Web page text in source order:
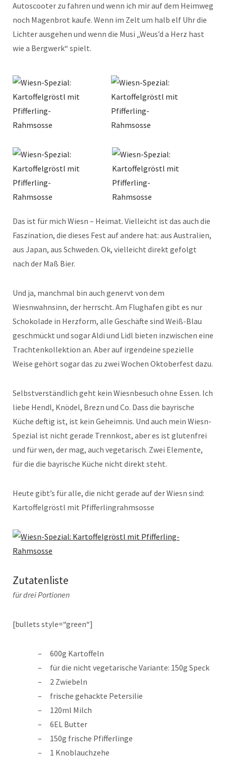
Autoscooter zu fahren und wenn ich mir auf dem Heimweg
noch Magenbrot kaufe. Wenn im Zelt um halb elf Uhr die
Lichter ausgehen und wenn die Musi „Weus’d a Herz hast
wie a Bergwerk“ spielt.
Das ist für mich Wiesn – Heimat. Vielleicht ist das auch die
Faszination, die dieses Fest auf andere hat: aus Australien,
aus Japan, aus Schweden. Ok, vielleicht direkt gefolgt
nach der Maß Bier.
Und ja, manchmal bin auch genervt von dem
Wiesnwahnsinn, der herrscht. Am Flughafen gibt es nur
Schokolade in Herzform, alle Geschäfte sind Weiß-Blau
geschmückt und sogar Aldi und Lidl bieten inzwischen eine
Trachtenkollektion an. Aber auf irgendeine spezielle
Weise gehört sogar das zu zwei Wochen Oktoberfest dazu.
Selbstverständlich geht kein Wiesnbesuch ohne Essen. Ich
liebe Hendl, Knödel, Brezn und Co. Dass die bayrische
Küche deftig ist, ist kein Geheimnis. Und auch mein Wiesn-
Spezial ist nicht gerade Trennkost, aber es ist glutenfrei
und für wen, der mag, auch vegetarisch. Zwei Elemente,
für die die bayrische Küche nicht direkt steht.
Heute gibt’s für alle, die nicht gerade auf der Wiesn sind:
Kartoffelgröstl mit Pfifferlingrahmsosse
Zutatenliste
für drei Portionen
[bullets style=“green“]
600g Kartoffeln
für die nicht vegetarische Variante: 150g Speck
2 Zwiebeln
frische gehackte Petersilie
120ml Milch
6EL Butter
150g frische Pfifferlinge
1 Knoblauchzehe